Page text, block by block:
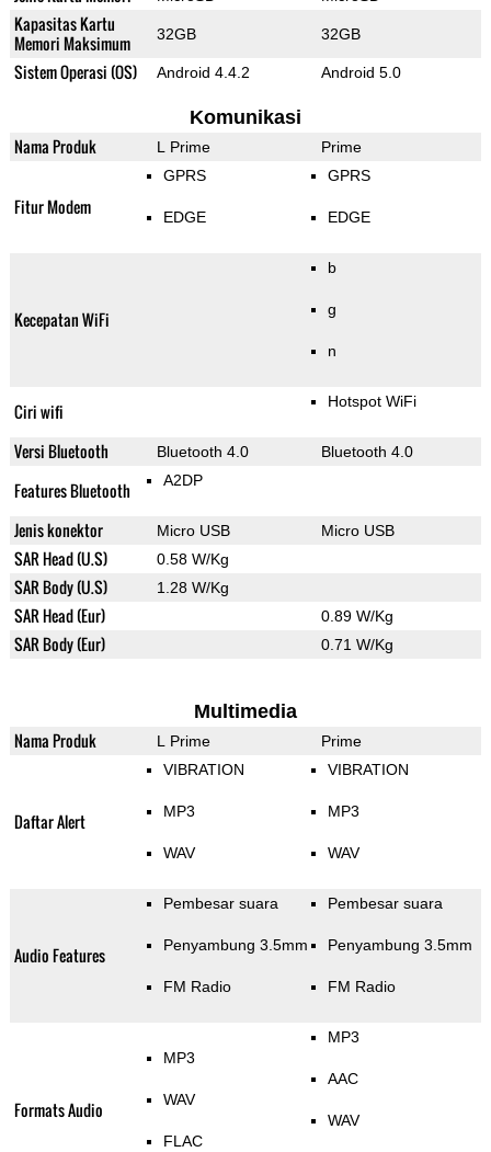
Kapasitas Kartu
Memori Maksimum
32GB 32GB
Sistem Operasi (OS) Android 4.4.2 Android 5.0
Komunikasi
Nama Produk L Prime Prime
Fitur Modem
GPRS
EDGE
GPRS
EDGE
Kecepatan WiFi
b
g
n
Ciri wifi Hotspot WiFi
Versi Bluetooth Bluetooth 4.0 Bluetooth 4.0
Features Bluetooth A2DP
Jenis konektor Micro USB Micro USB
SAR Head (U.S) 0.58 W/Kg
SAR Body (U.S) 1.28 W/Kg
SAR Head (Eur) 0.89 W/Kg
SAR Body (Eur) 0.71 W/Kg
Multimedia
Nama Produk L Prime Prime
Daftar Alert
VIBRATION
MP3
WAV
VIBRATION
MP3
WAV
Audio Features
Pembesar suara
Penyambung 3.5mm
FM Radio
Pembesar suara
Penyambung 3.5mm
FM Radio
Formats Audio
MP3
WAV
FLAC
MP3
AAC
WAV